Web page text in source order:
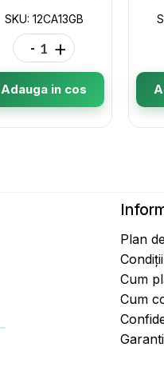
SKU: 12CA13GB
- +
Adauga in cos
Plan
Cum
Cum